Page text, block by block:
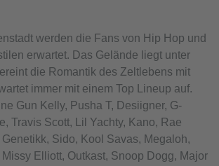
werden die Fans von Hip Hop und
erwartet. Das Gelände liegt unter
die Romantik des Zeltlebens mit
immer mit einem Top Lineup auf.
Gun Kelly, Pusha T, Desiigner, G-
Travis Scott, Lil Yachty, Kano, Rae
Sido, Kool Savas, Megaloh,
Elliott, Outkast, Snoop Dogg, Major